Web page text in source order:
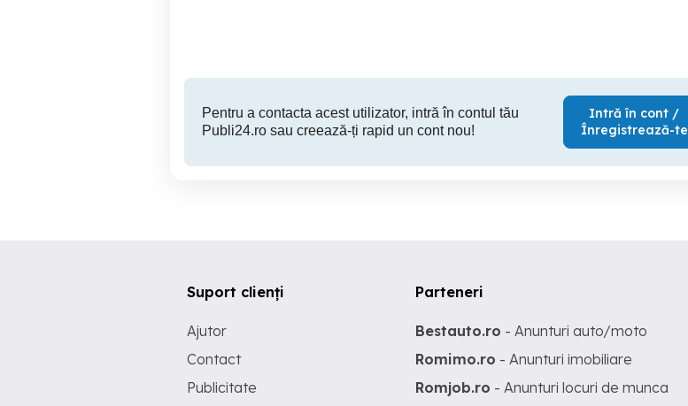
Pentru a contacta acest utilizator, intră în contul tău
Publi24.ro sau creează-ți rapid un cont nou!
Intră în cont /
Înregistrează-te
Suport clienți
Ajutor
Contact
Publicitate
Parteneri
Bestauto.ro - Anunturi auto/moto
Romimo.ro - Anunturi imobiliare
Romjob.ro - Anunturi locuri de munca